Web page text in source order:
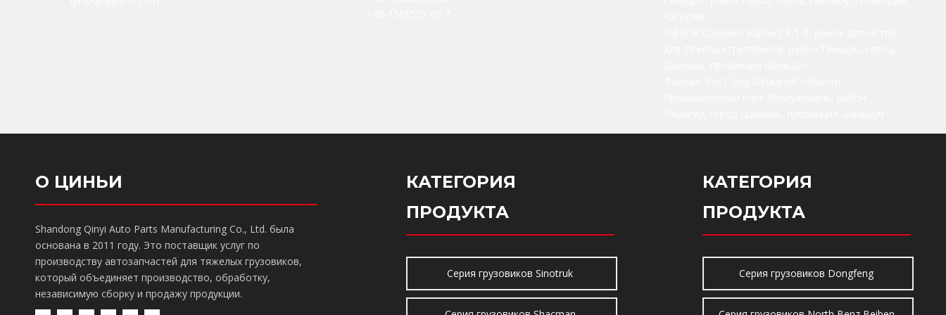
О ЦИНЬИ
Shandong Qinyi Auto Parts Manufacturing Co., Ltd. была
основана в 2011 году. Это поставщик услуг по
производству автозапчастей для тяжелых грузовиков,
который объединяет производство, обработку,
независимую сборку и продажу продукции.
КАТЕГОРИЯ
ПРОДУКТА
Серия грузовиков Sinotruk
КАТЕГОРИЯ
ПРОДУКТА
Серия грузовиков Dongfeng